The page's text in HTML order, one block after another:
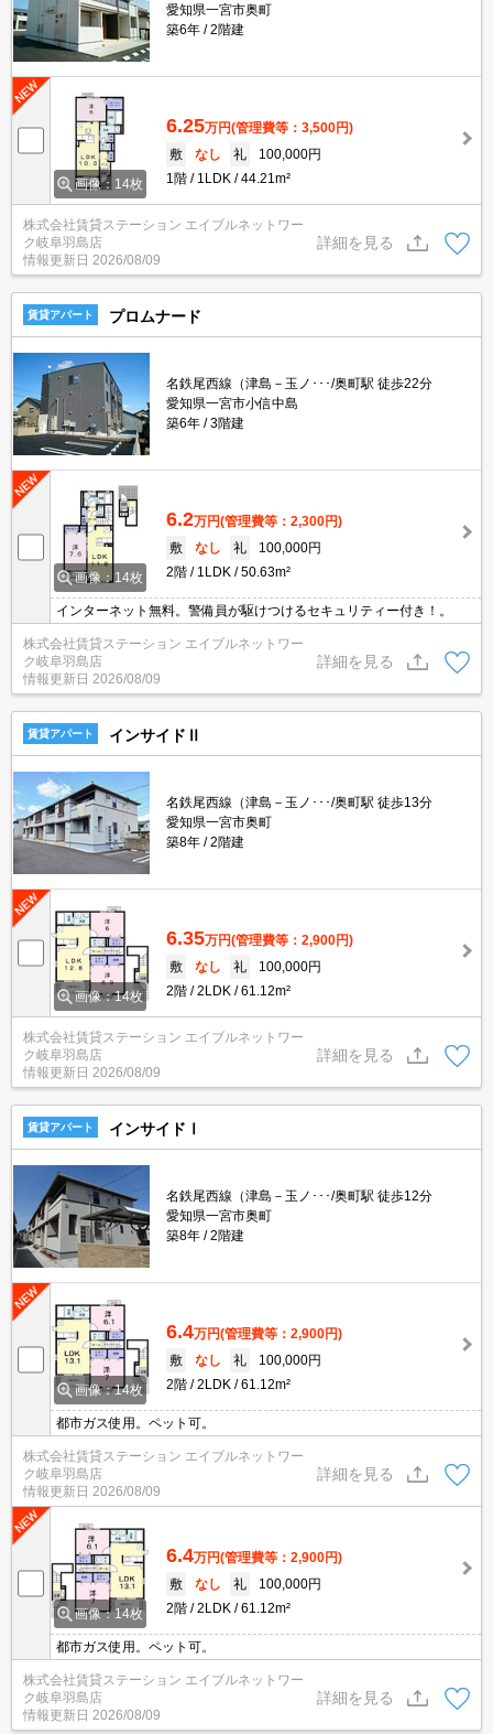
愛知県一宮市奥町
築6年
2階建
画像：14枚
6.25万円(管理費等：3,500円)
敷
なし 礼
100,000円
1階
1LDK 44.21m²
株式会社賃貸ステーション エイブルネットワー
ク岐阜羽島店
情報更新日 2026/08/09
詳細を見る
賃貸アパート プロムナード
名鉄尾西線（津島－玉ノ･･･/奥町駅 徒歩22分
愛知県一宮市小信中島
築6年
3階建
画像：14枚
6.2万円(管理費等：2,300円)
敷
なし 礼
100,000円
2階
1LDK 50.63m²
インターネット無料。警備員が駆けつけるセキュリティー付き！。
株式会社賃貸ステーション エイブルネットワー
ク岐阜羽島店
情報更新日 2026/08/09
詳細を見る
賃貸アパート インサイドⅡ
名鉄尾西線（津島－玉ノ･･･/奥町駅 徒歩13分
愛知県一宮市奥町
築8年
2階建
画像：14枚
6.35万円(管理費等：2,900円)
敷
なし 礼
100,000円
2階
2LDK 61.12m²
株式会社賃貸ステーション エイブルネットワー
ク岐阜羽島店
情報更新日 2026/08/09
詳細を見る
賃貸アパート インサイドⅠ
名鉄尾西線（津島－玉ノ･･･/奥町駅 徒歩12分
愛知県一宮市奥町
築8年
2階建
画像：14枚
6.4万円(管理費等：2,900円)
敷
なし 礼
100,000円
2階
2LDK 61.12m²
都市ガス使用。ペット可。
株式会社賃貸ステーション エイブルネットワー
ク岐阜羽島店
情報更新日 2026/08/09
詳細を見る
画像：14枚
6.4万円(管理費等：2,900円)
敷
なし 礼
100,000円
2階
2LDK 61.12m²
都市ガス使用。ペット可。
株式会社賃貸ステーション エイブルネットワー
ク岐阜羽島店
情報更新日 2026/08/09
詳細を見る